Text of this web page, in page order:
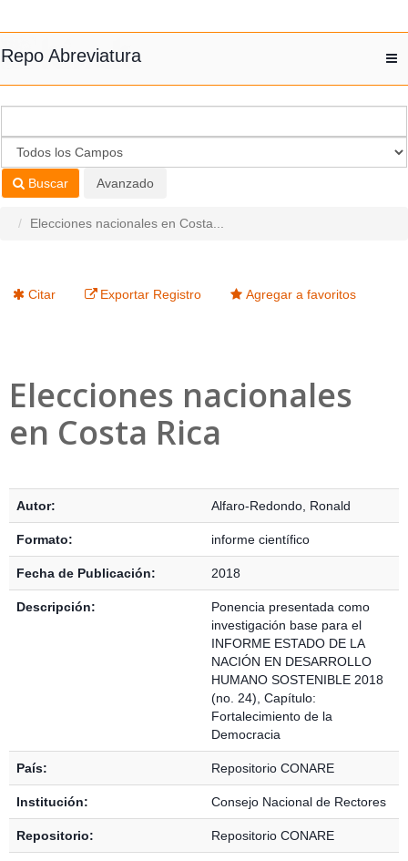
Repo Abreviatura
Buscar Avanzado
Elecciones nacionales en Costa...
Citar Exportar Registro Agregar a favoritos
Elecciones nacionales
en Costa Rica
Autor: Alfaro-Redondo, Ronald
Formato: informe científico
Fecha de Publicación: 2018
Descripción:
Ponencia presentada como
investigación base para el
INFORME ESTADO DE LA
NACIÓN EN DESARROLLO
HUMANO SOSTENIBLE 2018
(no. 24), Capítulo:
Fortalecimiento de la
Democracia
País: Repositorio CONARE
Institución: Consejo Nacional de Rectores
Repositorio: Repositorio CONARE